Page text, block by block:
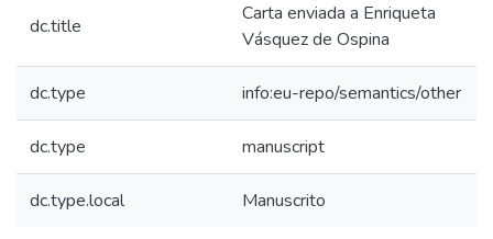
dc.title
Carta enviada a Enriqueta
Vásquez de Ospina
dc.type info:eu-repo/semantics/other
dc.type manuscript
dc.type.local Manuscrito